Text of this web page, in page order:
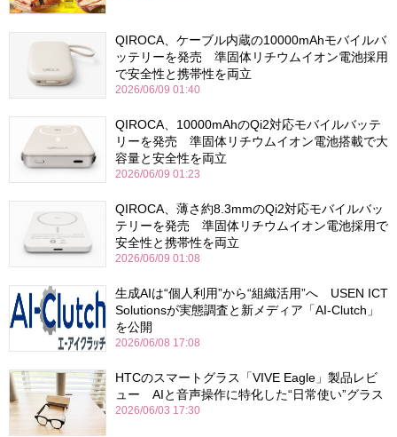
QIROCA、ケーブル内蔵の10000mAhモバイルバ
ッテリーを発売 準固体リチウムイオン電池採用
で安全性と携帯性を両立
2026/06/09 01:40
QIROCA、10000mAhのQi2対応モバイルバッテ
リーを発売 準固体リチウムイオン電池搭載で大
容量と安全性を両立
2026/06/09 01:23
QIROCA、薄さ約8.3mmのQi2対応モバイルバッ
テリーを発売 準固体リチウムイオン電池採用で
安全性と携帯性を両立
2026/06/09 01:08
生成AIは“個人利用”から“組織活用”へ USEN ICT
Solutionsが実態調査と新メディア「AI-Clutch」
を公開
2026/06/08 17:08
HTCのスマートグラス「VIVE Eagle」製品レビ
ュー AIと音声操作に特化した“日常使い”グラス
2026/06/03 17:30